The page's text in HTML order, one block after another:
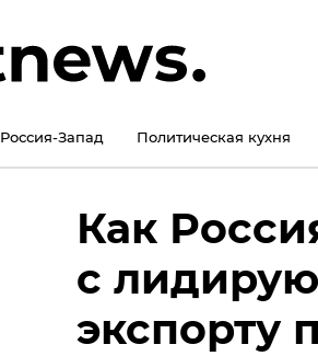
Россия-Запад Политическая кухня
Как
с
экспорту